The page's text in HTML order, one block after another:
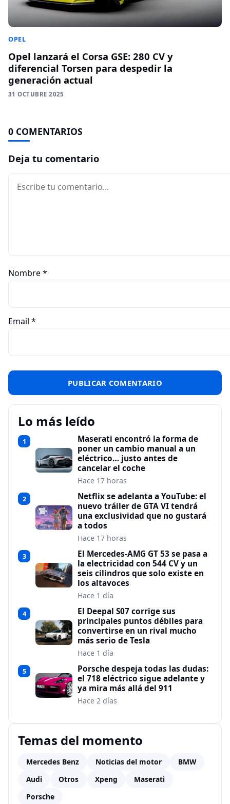
OPEL
Opel lanzará el Corsa GSE: 280 CV y
diferencial Torsen para despedir la
generación actual
31 OCTUBRE 2025
0 COMENTARIOS
Deja tu comentario
Comentario
Nombre*
Email *
Lo más leído
1
Maserati encontró la forma de
poner un cambio manual a un
eléctrico… justo antes de
cancelar el coche
Hace 17 horas
2
Netflix se adelanta a YouTube: el
nuevo tráiler de GTA VI tendrá
una exclusividad que no gustará
a todos
Hace 17 horas
3
El Mercedes-AMG GT 53 se pasa a
la electricidad con 544 CV y un
seis cilindros que solo existe en
los altavoces
Hace 1 día
4
El Deepal S07 corrige sus
principales puntos débiles para
convertirse en un rival mucho
más serio de Tesla
Hace 1 día
5
Porsche despeja todas las dudas:
el 718 eléctrico sigue adelante y
ya mira más allá del 911
Hace 2 días
Temas del momento
Mercedes Benz Noticias del motor
BMW
Audi
Otros Xpeng
Maserati
Porsche